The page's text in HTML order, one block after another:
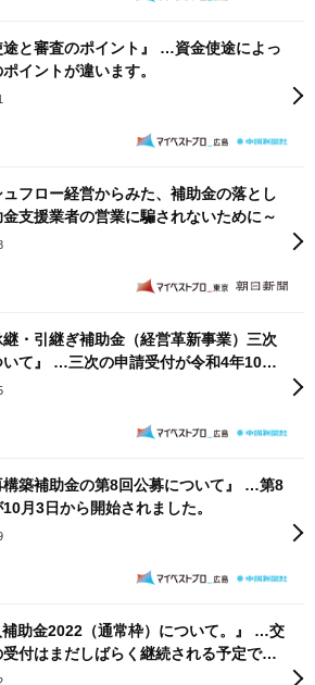
途と審査のポイント』 …資金使途によっ
イントが違います。
ュフロー経営からみた、補助金の落とし
支援業者の営業に騙されないために～
継・引継ぎ補助金（経営革新事業）三次
て』 …三次の申請受付が令和4年10月6
っています。
構築補助金の第8回公募について』 …第8
月3日から開始されました。
補助金2022（通常枠）について。』 …交
付はまだしばらく継続される予定で